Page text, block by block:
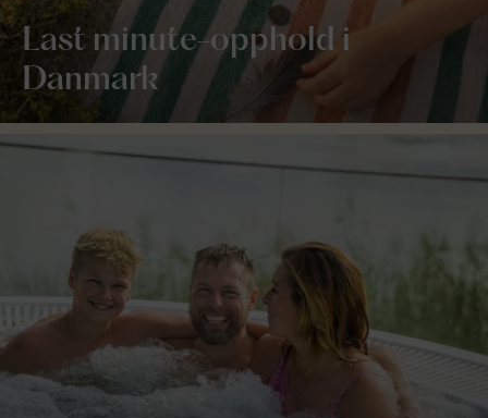
Last minute-opphold i
Danmark